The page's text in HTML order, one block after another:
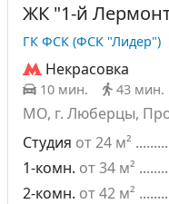
ЖК "1-й
ГК ФСК (ФСК "Лидер")
Некрасовка
10 мин. 43 мин.
МО, г. Люберцы,
Студия от 24 м²
1-комн. от 34 м²
2-комн. от 42 м²